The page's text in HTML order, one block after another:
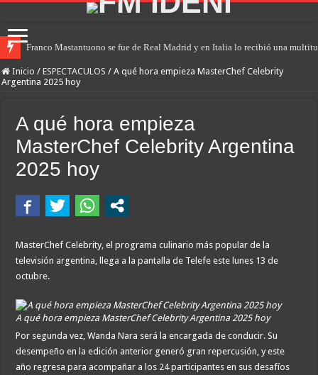
Franco Mastantuono se fue de Real Madrid y en Italia lo recibió una
Inicio / ESPECTACULOS / A qué hora empieza MasterChef Celebrity
Argentina 2025 hoy
A qué hora empieza
MasterChef Celebrity Argentina
2025 hoy
MasterChef Celebrity, el programa culinario más popular de la
televisión argentina, llega a la pantalla de Telefe este lunes 13 de
octubre.
A qué hora empieza MasterChef Celebrity Argentina 2025 hoy
Por segunda vez, Wanda Nara será la encargada de conducir. Su
desempeño en la edición anterior generó gran repercusión, y este
año regresa para acompañar a los 24 participantes en sus desafíos